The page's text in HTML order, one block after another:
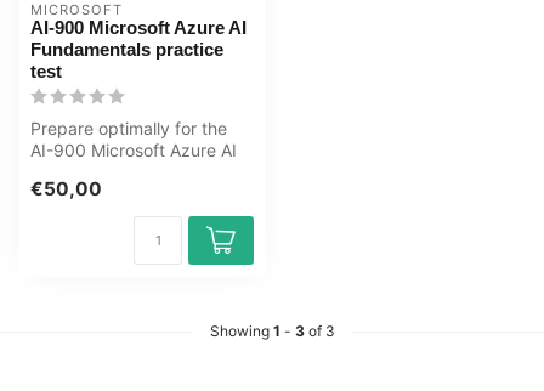
MICROSOFT
AI-900 Microsoft Azure AI
Fundamentals practice
test
Prepare optimally for the
AI-900 Microsoft Azure AI
the G...
€50,00
Showing 1 - 3of 3